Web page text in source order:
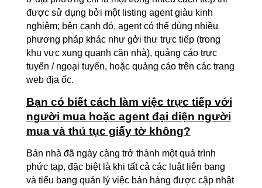
được sử dụng bởi một listing agent giàu kinh
nghiệm; bên cạnh đó, agent có thể dùng nhiều
phương pháp khác như gởi thư trực tiếp (trong
khu vực xung quanh căn nhà), quảng cáo trực
tuyến / ngoại tuyến, hoặc quảng cáo trên các trang
web địa ốc.
Bạn có biết cách làm việc trực tiếp với
người mua hoặc agent đại diện người
mua và thủ tục giấy tờ không?
Bán nhà đã ngày càng trở thành một quá trình
phức tạp, đặc biệt là khi tất cả các luật liên bang
và tiểu bang quản lý việc bán hàng được cập nhật